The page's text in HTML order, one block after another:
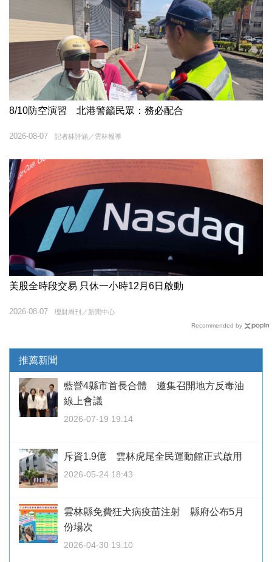
8/10防空演習 北港警籲民眾：務必配合
記者林詩涵／雲林報導
2026-08-07
美股全時段交易 只休一小時12月6日啟動
理財周刊／新聞中心
2026-08-07
Recommended by
推薦新聞
藍營4縣市首長合體 邀集召開地方反毒油
線上會議
2026-07-19 19:14
斥資1.9億 雲林虎尾全民運動館正式啟用
2026-05-24 18:43
雲林縣免費狂犬病疫苗注射 縣府公布5月
份場次
2026-04-30 19:10